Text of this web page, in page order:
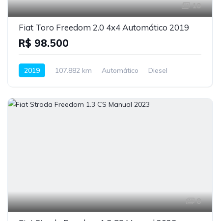
10
Fiat Toro Freedom 2.0 4x4 Automático 2019
R$ 98.500
2019 107.882 km Automático Diesel
8